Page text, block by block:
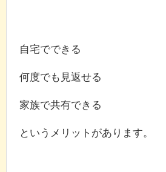
自宅でできる
何度でも見返せる
家族で共有できる
というメリットがあります。